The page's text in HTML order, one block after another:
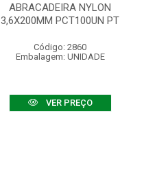
ABRACADEIRA NYLON
3,6X200MM PCT100UN PT
Código: 2860
Embalagem: UNIDADE
VER PREÇO